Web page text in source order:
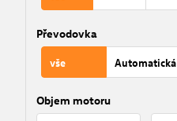
Převodovka
vše Automatická
Objem motoru